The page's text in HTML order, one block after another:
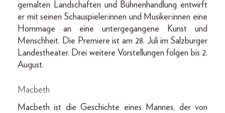
gemalten Landschaften und Bühnenhandlung entwirft
er mit seinen Schauspieler:innen und Musiker:innen eine
Hommage an eine untergegangene Kunst und
Menschheit. Die Premiere ist am 28. Juli im Salzburger
Landestheater. Drei weitere Vorstellungen folgen bis 2.
August.
Macbeth
Macbeth ist die Geschichte eines Mannes, der von